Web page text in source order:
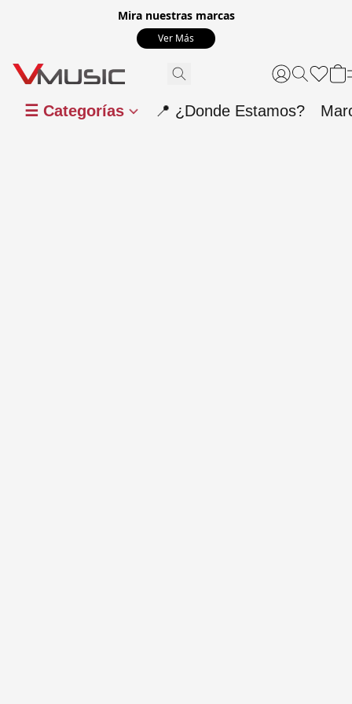
Mira nuestras marcas
Ver Más
☰ Categorías 📍 ¿Donde Estamos?